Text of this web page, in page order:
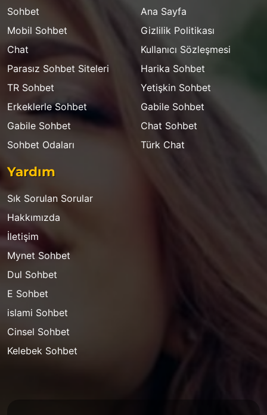
Sohbet
Mobil Sohbet
Chat
Parasız Sohbet Siteleri
TR Sohbet
Erkeklerle Sohbet
Gabile Sohbet
Sohbet Odaları
Ana Sayfa
Gizlilik Politikası
Kullanıcı Sözleşmesi
Harika Sohbet
Yetişkin Sohbet
Gabile Sohbet
Chat Sohbet
Türk Chat
Yardım
Sık Sorulan Sorular
Hakkımızda
İletişim
Mynet Sohbet
Dul Sohbet
E Sohbet
islami Sohbet
Cinsel Sohbet
Kelebek Sohbet